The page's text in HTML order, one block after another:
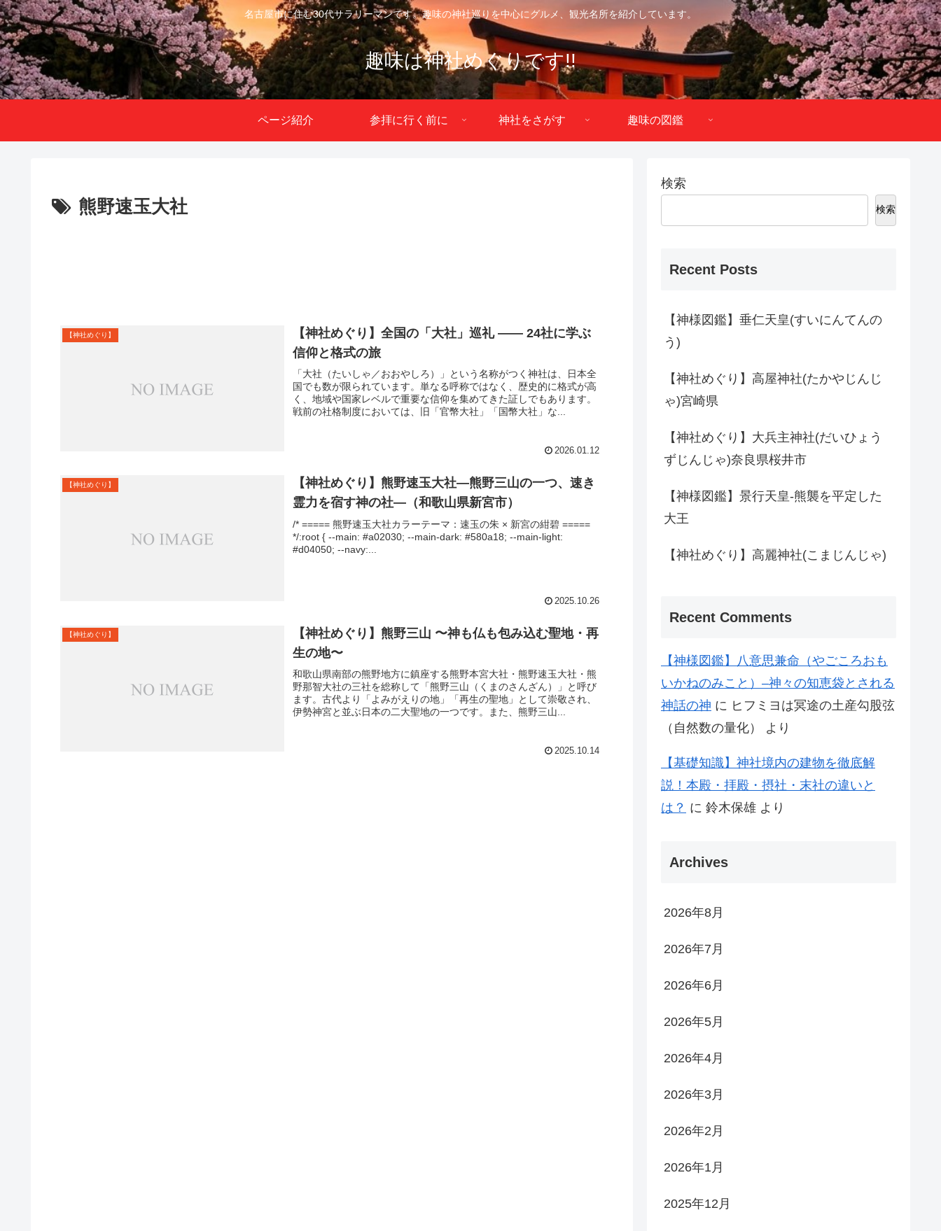
名古屋市に住む30代サラリーマンです。趣味の神社巡りを中心にグルメ、観光名所を紹介しています。
趣味は神社めぐりです!!
ページ紹介 参拝に行く前に 神社をさがす 趣味の図鑑
熊野速玉大社
【神社めぐり】
【神社めぐり】全国の「大社」巡礼 ―― 24社に学ぶ
信仰と格式の旅
「大社（たいしゃ／おおやしろ）」という名称がつく神社は、日本全
国でも数が限られています。単なる呼称ではなく、歴史的に格式が高
く、地域や国家レベルで重要な信仰を集めてきた証しでもあります。
戦前の社格制度においては、旧「官幣大社」「国幣大社」な...
2026.01.12
【神社めぐり】
【神社めぐり】熊野速玉大社―熊野三山の一つ、速き
霊力を宿す神の社―（和歌山県新宮市）
/* ===== 熊野速玉大社カラーテーマ：速玉の朱 × 新宮の紺碧 =====
*/:root { --main: #a02030; --main-dark: #580a18; --main-light:
#d04050; --navy:...
2025.10.26
【神社めぐり】
【神社めぐり】熊野三山 〜神も仏も包み込む聖地・再
生の地〜
和歌山県南部の熊野地方に鎮座する熊野本宮大社・熊野速玉大社・熊
野那智大社の三社を総称して「熊野三山（くまのさんざん）」と呼び
ます。古代より「よみがえりの地」「再生の聖地」として崇敬され、
伊勢神宮と並ぶ日本の二大聖地の一つです。また、熊野三山...
2025.10.14
検索
検索
Recent Posts
【神様図鑑】垂仁天皇(すいにんてんの
う)
【神社めぐり】高屋神社(たかやじんじ
ゃ)宮崎県
【神社めぐり】大兵主神社(だいひょう
ずじんじゃ)奈良県桜井市
【神様図鑑】景行天皇-熊襲を平定した
大王
【神社めぐり】高麗神社(こまじんじゃ)
Recent Comments
【神様図鑑】八意思兼命（やごころおも
いかねのみこと）–神々の知恵袋とされる
神話の神 に ヒフミヨは冥途の土産勾股弦
（自然数の量化）
より
【基礎知識】神社境内の建物を徹底解
説！本殿・拝殿・摂社・末社の違いと
は？ に 鈴木保雄 より
Archives
2026年8月
2026年7月
2026年6月
2026年5月
2026年4月
2026年3月
2026年2月
2026年1月
2025年12月